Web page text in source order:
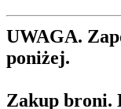
UWAGA.
poniżej.
Zakup broni.